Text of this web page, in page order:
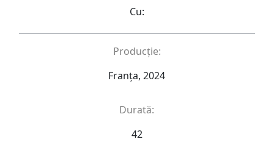
Cu:
Producție:
Franța, 2024
Durată:
42